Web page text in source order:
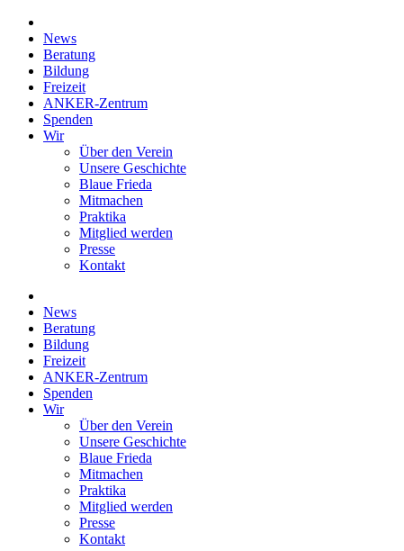
News
Beratung
Bildung
Freizeit
ANKER-Zentrum
Spenden
Wir
Über den Verein
Unsere Geschichte
Blaue Frieda
Mitmachen
Praktika
Mitglied werden
Presse
Kontakt
News
Beratung
Bildung
Freizeit
ANKER-Zentrum
Spenden
Wir
Über den Verein
Unsere Geschichte
Blaue Frieda
Mitmachen
Praktika
Mitglied werden
Presse
Kontakt